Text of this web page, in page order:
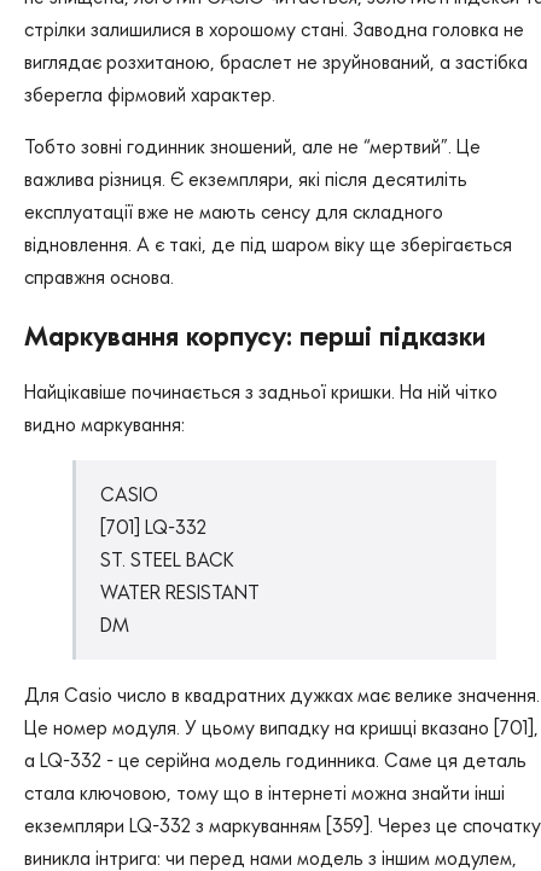
стрілки залишилися в хорошому стані. Заводна головка не
виглядає розхитаною, браслет не зруйнований, а застібка
зберегла фірмовий характер.
Тобто зовні годинник зношений, але не “мертвий”. Це
важлива різниця. Є екземпляри, які після десятиліть
експлуатації вже не мають сенсу для складного
відновлення. А є такі, де під шаром віку ще зберігається
справжня основа.
Маркування корпусу: перші підказки
Найцікавіше починається з задньої кришки. На ній чітко
видно маркування:
CASIO
[701] LQ-332
ST. STEEL BACK
WATER RESISTANT
DM
Для Casio число в квадратних дужках має велике значення.
Це номер модуля. У цьому випадку на кришці вказано [701],
а LQ-332 - це серійна модель годинника. Саме ця деталь
стала ключовою, тому що в інтернеті можна знайти інші
екземпляри LQ-332 з маркуванням [359]. Через це спочатку
виникла інтрига: чи перед нами модель з іншим модулем,